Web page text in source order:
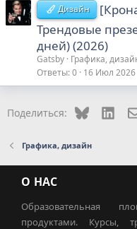
Дизайн
Трендовые
дней) (2026)
Gatsby Графика,
Ответы 0 16 Июл 2026
Поделиться: Bluesky
Графика, дизайн
О НАС
Образовательная
продуктами. Курсы,